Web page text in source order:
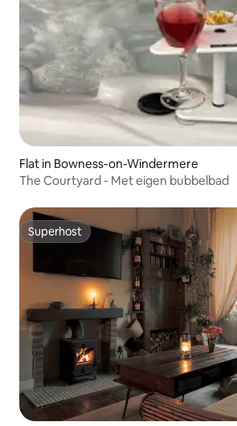
Flat in Bowness-on-Windermere
The Courtyard - Met eigen bubbelbad
Superhost
Superhost